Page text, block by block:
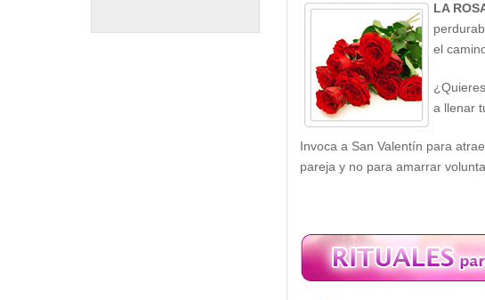
LA
el
a llenar
Invoca a San Valentín para
pareja y no para amarrar